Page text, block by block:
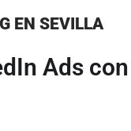
EN SEVILLA
Ads con